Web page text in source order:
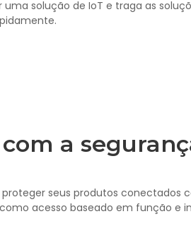
solução de IoT e traga as
a
proteger seus produtos
acesso baseado em função e